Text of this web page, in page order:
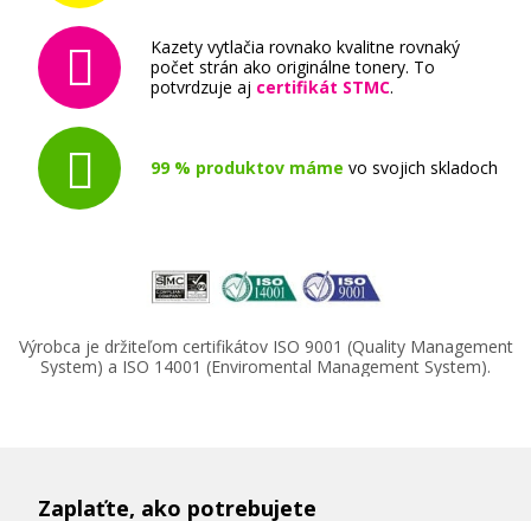
Kazety vytlačia rovnako kvalitne rovnaký
počet strán ako originálne tonery. To
potvrdzuje aj certifikát STMC.
99 % produktov máme vo svojich skladoch
Výrobca je držiteľom certifikátov ISO 9001 (Quality Management
System) a ISO 14001 (Enviromental Management System).
Zaplaťte, ako potrebujete